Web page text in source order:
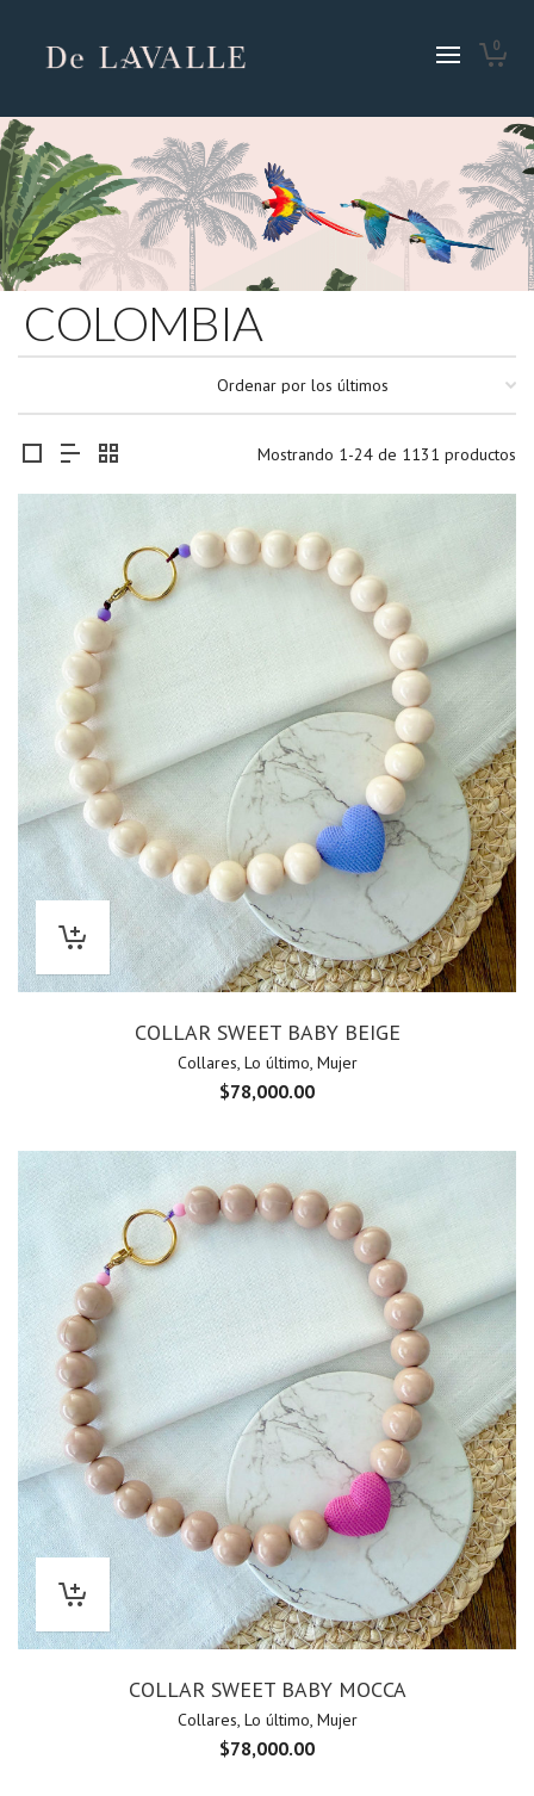
0
COLOMBIA
Mostrando 1-24 de 1131 productos
COLLAR SWEET BABY BEIGE
Collares, Lo último, Mujer
$78,000.00
COLLAR SWEET BABY MOCCA
Collares, Lo último, Mujer
$78,000.00